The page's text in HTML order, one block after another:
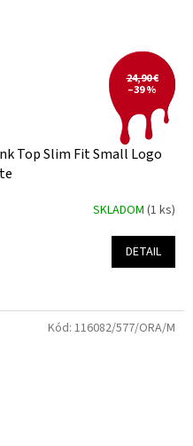
24,90 €
–39 %
Top Slim Fit Small Logo
SKLADOM (1 ks)
DETAIL
Kód: 116082/577/ORA/M